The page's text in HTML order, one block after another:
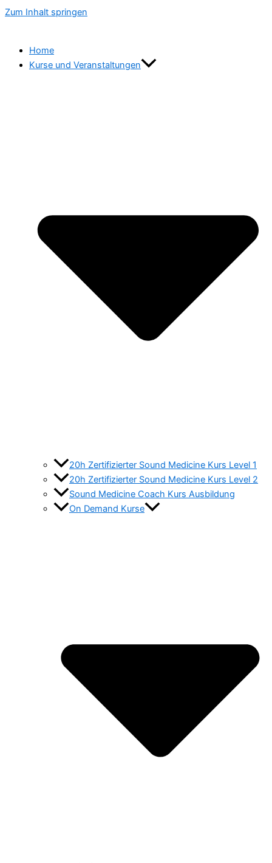
Zum Inhalt springen
Home
Kurse und Veranstaltungen
20h Zertifizierter Sound Medicine Kurs Level 1
20h Zertifizierter Sound Medicine Kurs Level 2
Sound Medicine Coach Kurs Ausbildung
On Demand Kurse